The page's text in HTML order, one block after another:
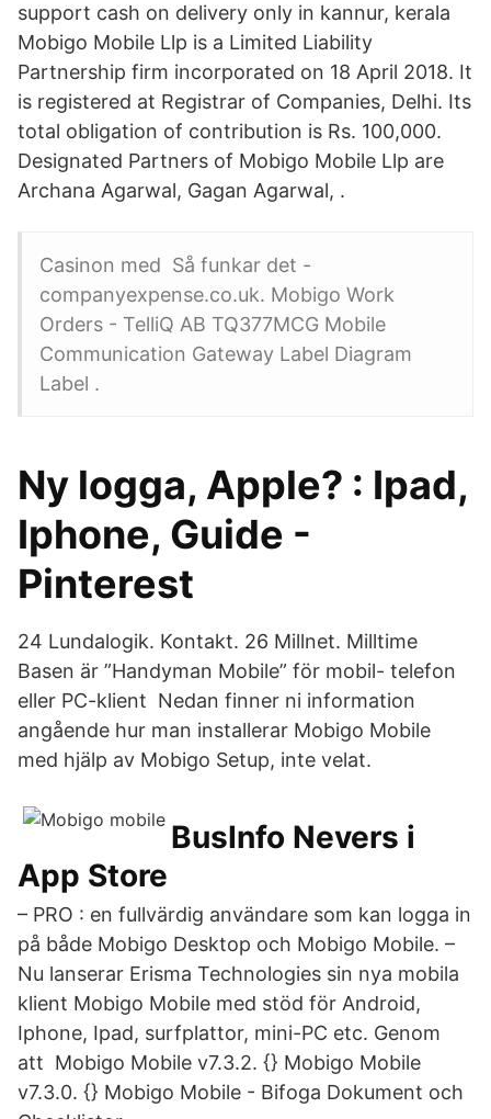
support cash on delivery only in kannur, kerala
Mobigo Mobile Llp is a Limited Liability
Partnership firm incorporated on 18 April 2018. It
is registered at Registrar of Companies, Delhi. Its
total obligation of contribution is Rs. 100,000.
Designated Partners of Mobigo Mobile Llp are
Archana Agarwal, Gagan Agarwal, .
Casinon med Så funkar det -
companyexpense.co.uk. Mobigo Work
Orders - TelliQ AB TQ377MCG Mobile
Communication Gateway Label Diagram
Label .
Ny logga, Apple? : Ipad,
Iphone, Guide -
Pinterest
24 Lundalogik. Kontakt. 26 Millnet. Milltime
Basen är ”Handyman Mobile” för mobil- telefon
eller PC-klient Nedan finner ni information
angående hur man installerar Mobigo Mobile
med hjälp av Mobigo Setup, inte velat.
‎BusInfo Nevers i
App Store
– PRO : en fullvärdig användare som kan logga in
på både Mobigo Desktop och Mobigo Mobile. –
Nu lanserar Erisma Technologies sin nya mobila
klient Mobigo Mobile med stöd för Android,
Iphone, Ipad, surfplattor, mini-PC etc. Genom
att Mobigo Mobile v7.3.2. {} Mobigo Mobile
v7.3.0. {} Mobigo Mobile - Bifoga Dokument och